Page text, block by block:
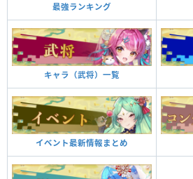
最強ランキング
キャラ（武将）一覧
イベント最新情報まとめ